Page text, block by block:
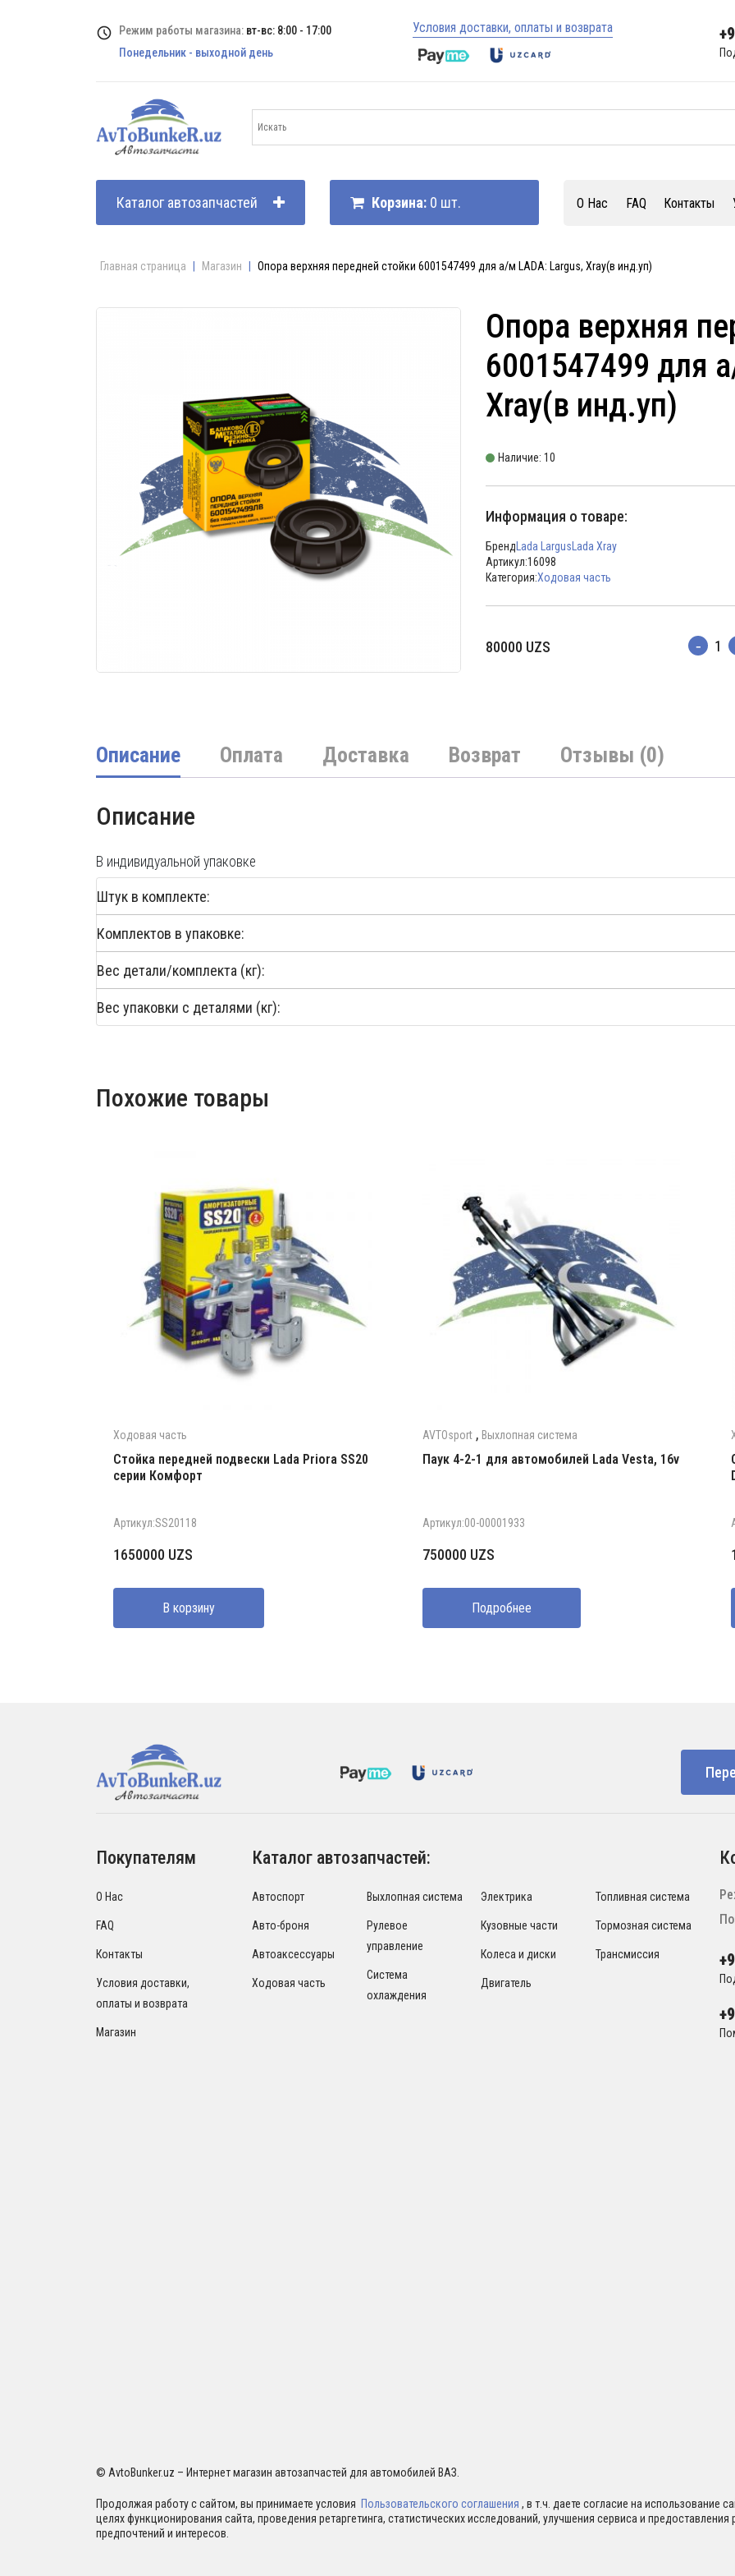
Режим работы магазина: вт-вс: 8:00 - 17:00
Понедельник - выходной день
Условия доставки, оплаты и возврата
Каталог автозапчастей Корзина: 0 шт. О Нас FAQ Контакты
Главная страница Магазин Опора верхняя передней стойки 6001547499 для а/м LADA: Largus, Xray(в инд.уп)
Опора верхняя
6001547499 для
Xray(в инд.уп)
Наличие: 10
Информация о товаре:
Бренд Lada Largus Lada Xray
Артикул:16098
Категория:Ходовая часть
80000 UZS
Описание Оплата Доставка Возврат Отзывы (0)
Описание
В индивидуальной упаковке
Штук в комплекте:
Комплектов в упаковке:
Вес детали/комплекта (кг):
Вес упаковки с деталями (кг):
Похожие товары
Ходовая часть
Стойка передней подвески Lada Priora SS20
серии Комфорт
Артикул:SS20118
1650000 UZS
В корзину
AVTOsport, Выхлопная система
Паук 4-2-1 для автомобилей Lada Vesta, 16v
Артикул:00-00001933
750000 UZS
Подробнее
Покупателям
О Нас
FAQ
Контакты
Условия доставки,
оплаты и возврата
Магазин
Каталог автозапчастей:
Автоспорт
Авто-броня
Автоаксессуары
Ходовая часть
Выхлопная система
Рулевое
управление
Система
охлаждения
Электрика
Кузовные части
Колеса и диски
Двигатель
Топливная система
Тормозная система
Трансмиссия
© AvtoBunker.uz – Интернет магазин автозапчастей для автомобилей ВАЗ.
Продолжая работу с сайтом, вы принимаете условия Пользовательского соглашения , в т.ч. даете согласие на использование
целях функционирования сайта, проведения ретаргетинга, статистических исследований, улучшения сервиса и
предпочтений и интересов.